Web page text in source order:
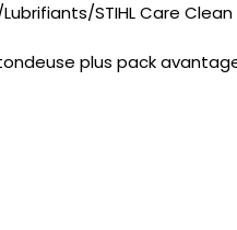
Lubrifiants STIHL Care